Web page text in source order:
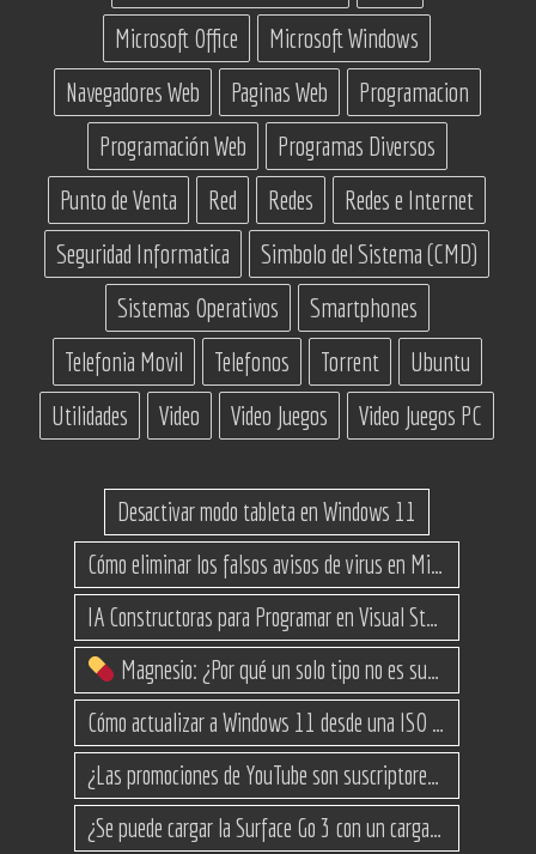
Microsoft Office
Microsoft Windows
Navegadores Web
Paginas Web
Programacion
Programación Web
Programas Diversos
Punto de Venta
Red Redes
Redes e Internet
Seguridad Informatica
Simbolo del Sistema (CMD)
Sistemas Operativos
Smartphones
Telefonia Movil
Telefonos Torrent
Ubuntu
Utilidades
Video Video Juegos Video Juegos PC
Desactivar modo tableta en Windows 11
Magnesio: ¿Por qué un solo tipo no es suficiente? (Guía de variantes)